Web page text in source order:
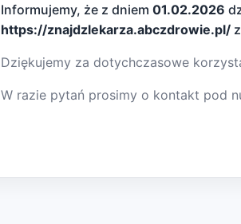
Informujemy, że z dniem 01.02.2026
https://znajdzlekarza.abczdrowie.pl/
Dziękujemy za dotychczasowe
W razie pytań prosimy o kontakt pod